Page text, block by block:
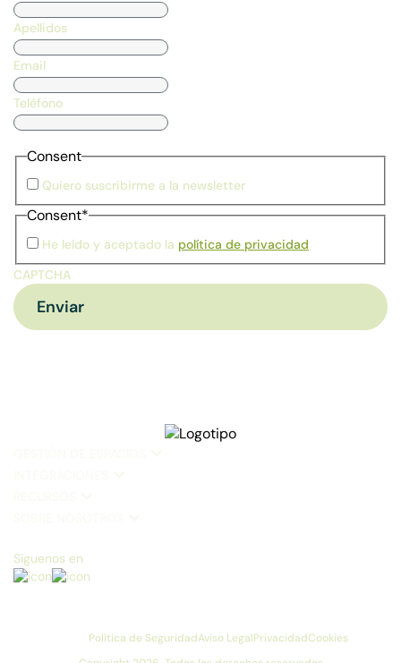
Apellidos
Email
Teléfono
Consent
Quiero suscribirme a la newsletter
Consent*
He leído y aceptado la política de privacidad
CAPTCHA
Síguenos en
Política de SeguridadAviso LegalPrivacidadCookies